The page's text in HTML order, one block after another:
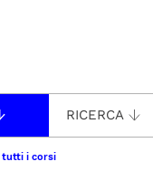
RICERCA
tutti i corsi